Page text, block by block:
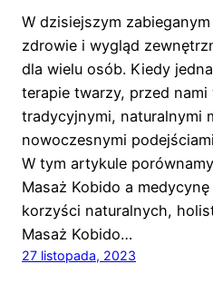
W dzisiejszym
zdrowie i wygląd
dla wielu osób. Kiedy
terapie twarzy, przed
tradycyjnymi, naturalnymi
nowoczesnymi
W tym artykule
Masaż Kobido a
korzyści naturalnych,
Masaż Kobido…
27 listopada, 2023